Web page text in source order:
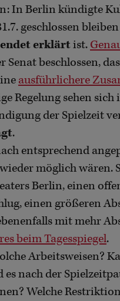
In Berlin kündigte
geschlossen
erklärt ist.
beschlossen,
ausführlichere
Regelung sehen
der Spielzeit
.
entsprechend
möglich wären.
Berlin, einen
einen größeren
mit mehr
beim Tagesspiegel.
Arbeitsweisen?
nach der
Welche